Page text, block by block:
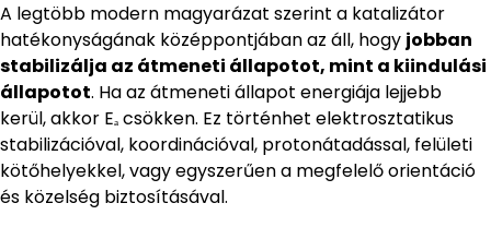
A legtöbb modern magyarázat szerint a katalizátor
hatékonyságának középpontjában az áll, hogy jobban
stabilizálja az átmeneti állapotot, mint a kiindulási
állapotot. Ha az átmeneti állapot energiája lejjebb
kerül, akkor Eₐ csökken. Ez történhet elektrosztatikus
stabilizációval, koordinációval, protonátadással, felületi
kötőhelyekkel, vagy egyszerűen a megfelelő orientáció
és közelség biztosításával.